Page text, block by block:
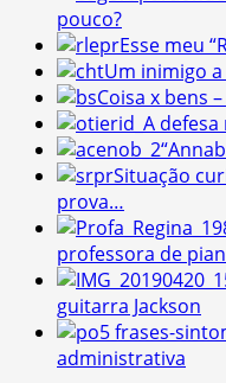
pouco?
Esse meu
Um inimigo a
Coisa x bens
A defesa
Situação
prova…
professora de
guitarra Jackson
5 frases-
administrativa